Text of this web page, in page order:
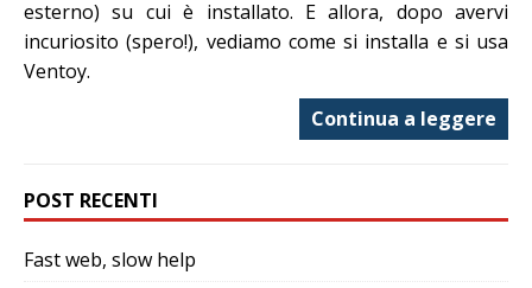
esterno) su cui è installato. E allora, dopo avervi
incuriosito (spero!), vediamo come si installa e si usa
Ventoy.
Continua a leggere
POST RECENTI
Fast web, slow help